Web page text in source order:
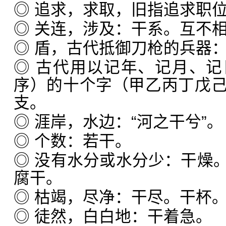
◎ 追求，求取，旧指追求职
◎ 关连，涉及：干系。互不
◎ 盾，古代抵御刀枪的兵器
◎ 古代用以记年、记月、
序）的十个字（甲乙丙丁戊
支。
◎ 涯岸，水边：“河之干兮”。
◎ 个数：若干。
◎ 没有水分或水分少：干燥
腐干。
◎ 枯竭，尽净：干尽。干杯
◎ 徒然，白白地：干着急。